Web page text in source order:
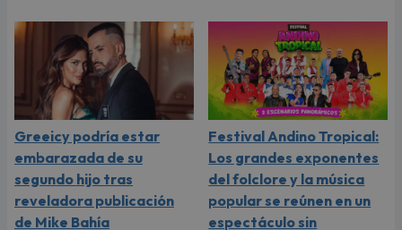
Greeicy podría estar
embarazada de su
segundo hijo tras
reveladora publicación
de Mike Bahía
Festival Andino Tropical:
Los grandes exponentes
del folclore y la música
popular se reúnen en un
espectáculo sin